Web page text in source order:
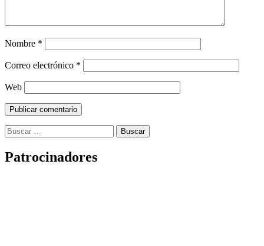
Nombre *
Correo electrónico *
Web
Buscar:
Patrocinadores